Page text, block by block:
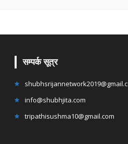
सम्पर्क सूत्र
info@shubhjita.com
tripathisushma10@gmail.com